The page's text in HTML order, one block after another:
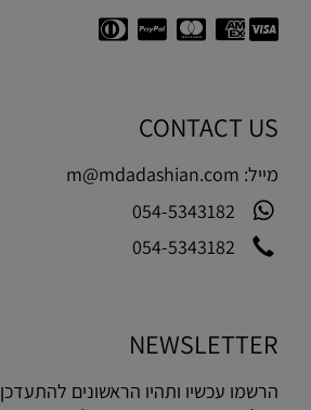
CONTACT US
מייל: m@mdadashian.com
054-5343182
054-5343182
NEWSLETTER
הרשמו עכשיו ותהיו הראשונים להתעדכן